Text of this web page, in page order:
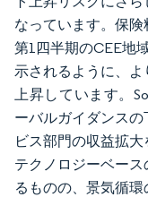
なっています。保
第1四半期のCEE地
示されるように、
上昇しています。
ーバルガイダンス
ビス部門の収益拡大
テクノロジーベー
るものの、景気循